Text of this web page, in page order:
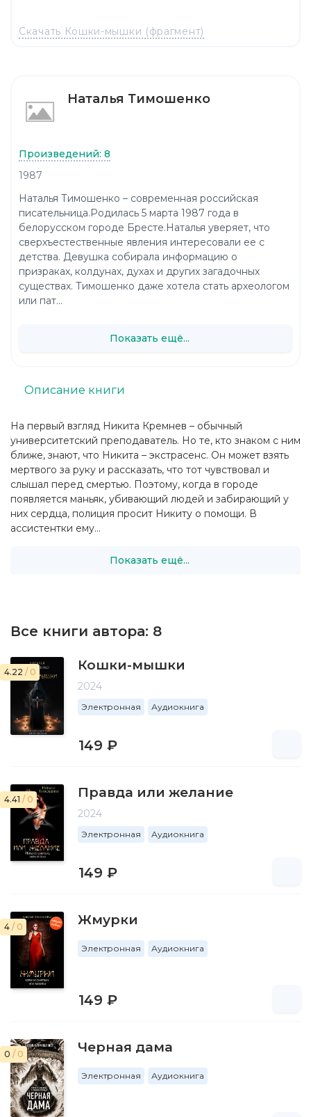
Скачать Кошки-мышки (фрагмент)
На первый взгляд Никита Кремнев – обычный
университетский преподаватель. Но те, кто знаком с ним
ближе, знают, что Никита – экстрасенс. Он может взять
мертвого за руку и рассказать, что тот чувствовал и
слышал перед смертью. Поэтому, когда в городе
появляется маньяк, убивающий людей и забирающий у
них сердца, полиция просит Никиту о помощи. В
ассистентки ему...
Показать ещё...
Описание книги
Все книги автора: 8
4.22 / 0 Кошки-мышки
2024
Электронная Аудиокнига
149 ₽
4.41 / 0 Правда или желание
2024
Электронная Аудиокнига
149 ₽
4 / 0 Жмурки
Электронная Аудиокнига
149 ₽
0 / 0 Черная дама
Электронная Аудиокнига
Наталья Тимошенко
Произведений: 8
1987
Наталья Тимошенко – современная российская
писательница.Родилась 5 марта 1987 года в
белорусском городе Бресте.Наталья уверяет, что
сверхъестественные явления интересовали ее с
детства. Девушка собирала информацию о
призраках, колдунах, духах и других загадочных
существах. Тимошенко даже хотела стать археологом
или пат...
Показать ещё...